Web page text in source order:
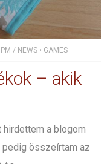
/ NEWS • GAMES
– akik
a blogom
összeírtam az